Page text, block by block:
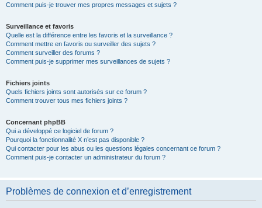
Comment puis-je trouver mes propres messages et sujets ?
Surveillance et favoris
Quelle est la différence entre les favoris et la surveillance ?
Comment mettre en favoris ou surveiller des sujets ?
Comment surveiller des forums ?
Comment puis-je supprimer mes surveillances de sujets ?
Fichiers joints
Quels fichiers joints sont autorisés sur ce forum ?
Comment trouver tous mes fichiers joints ?
Concernant phpBB
Qui a développé ce logiciel de forum ?
Pourquoi la fonctionnalité X n’est pas disponible ?
Qui contacter pour les abus ou les questions légales concernant ce forum ?
Comment puis-je contacter un administrateur du forum ?
Problèmes de connexion et d’enregistrement